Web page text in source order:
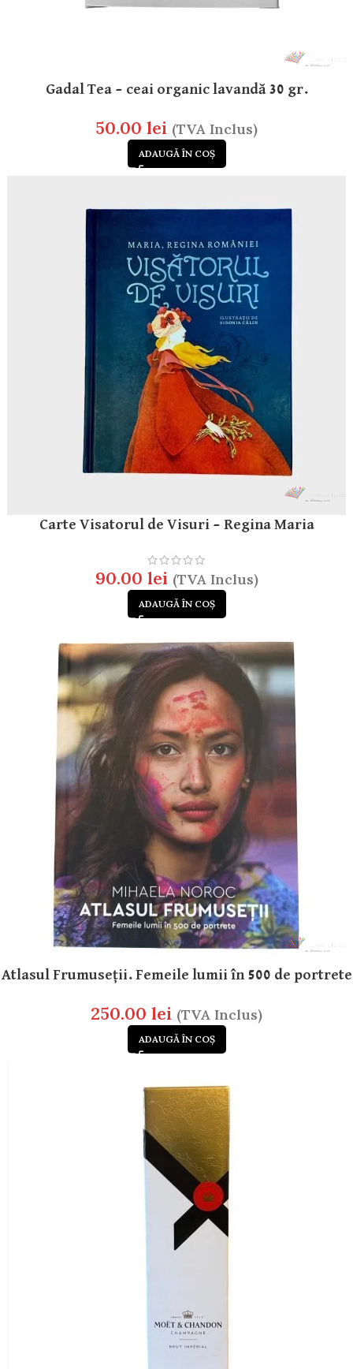
Gadal Tea – ceai organic lavandă 30 gr.
50.00 lei (TVA Inclus)
ADAUGĂ ÎN COȘ
Carte Visatorul de Visuri – Regina Maria
90.00 lei (TVA Inclus)
ADAUGĂ ÎN COȘ
Atlasul Frumuseții. Femeile lumii în 500 de portrete
250.00 lei (TVA Inclus)
ADAUGĂ ÎN COȘ